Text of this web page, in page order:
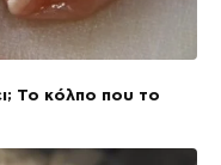
Το κόλπο που το